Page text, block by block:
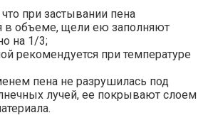
при застывании пена
в объеме, щели ею заполняют
на 1/3;
рекомендуется при температуре
пена не разрушилась под
лучей, ее покрывают слоем